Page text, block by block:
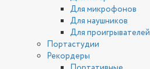
Для микрофонов
Для наушников
Для проигрывателей
Портастудии
Рекордеры